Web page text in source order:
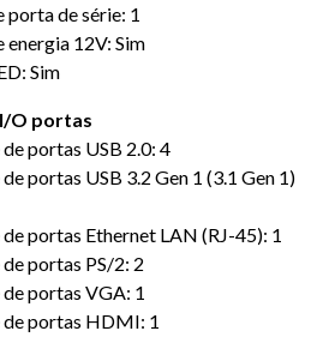
porta de série: 1
energia 12V: Sim
Sim
O portas
portas USB 2.0: 4
portas USB 3.2 Gen 1 (3.1 Gen 1)
portas Ethernet LAN (RJ-45): 1
portas PS/2: 2
portas VGA: 1
portas HDMI: 1